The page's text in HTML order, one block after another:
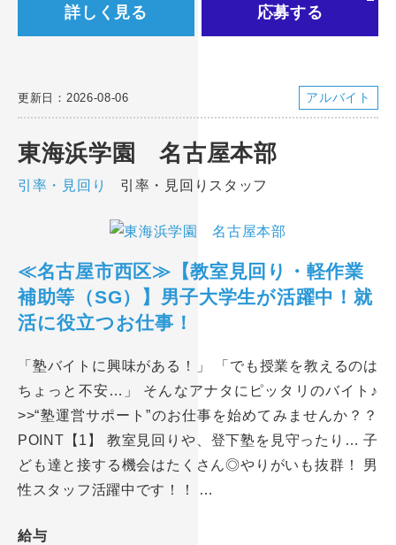
詳しく見る 応募する
更新日：2026-08-06 アルバイト
東海浜学園 名古屋本部
引率・見回り 引率・見回りスタッフ
≪名古屋市西区≫【教室見回り・軽作業
補助等（SG）】男子大学生が活躍中！就
活に役立つお仕事！
「塾バイトに興味がある！」 「でも授業を教えるのは
ちょっと不安…」 そんなアナタにピッタリのバイト♪
>>“塾運営サポート”のお仕事を始めてみませんか？？
POINT【1】 教室見回りや、登下塾を見守ったり… 子
ども達と接する機会はたくさん◎やりがいも抜群！ 男
性スタッフ活躍中です！！ …
給与